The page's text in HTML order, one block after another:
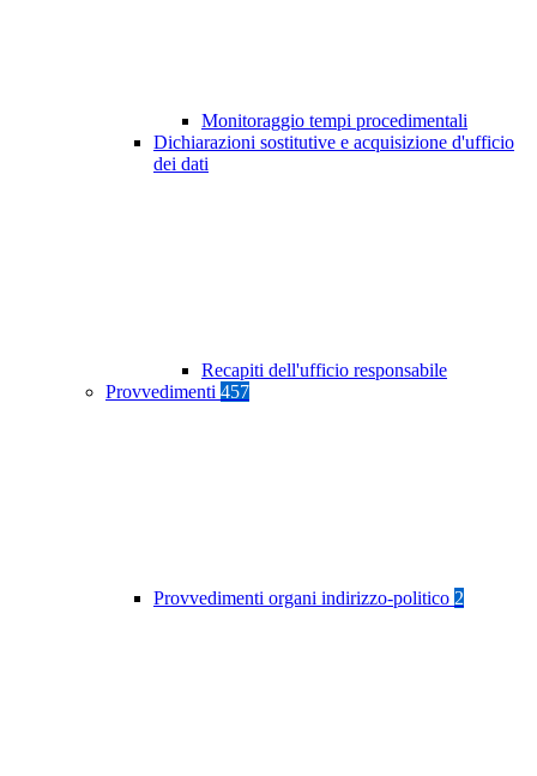
Monitoraggio tempi procedimentali
Dichiarazioni sostitutive e acquisizione d'ufficio
dei dati
Recapiti dell'ufficio responsabile
Provvedimenti 457
Provvedimenti organi indirizzo-politico 2